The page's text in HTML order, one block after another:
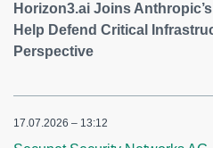
Horizon3.ai Joins
Help Defend Critical
Perspective
17.07.2026 – 13:12